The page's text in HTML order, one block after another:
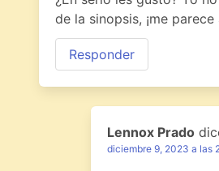
de la sinopsis, ¡me
Responder
Lennox Prado
diciembre 9, 2023 a las